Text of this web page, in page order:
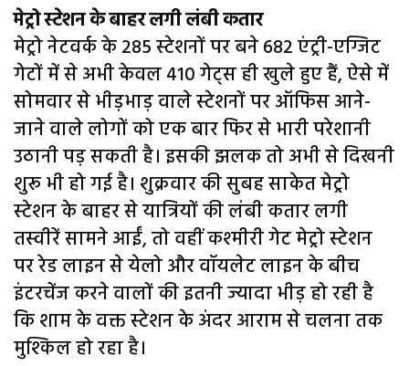
मेट्रो स्टेशन के बाहर लगी लंबी कतार
मेट्रो नेटवर्क के 285 स्टेशनों पर बने 682 एंट्री-एग्जिट
गेटों में से अभी केवल 410 गेट्स ही खुले हुए हैं, ऐसे में
सोमवार से भीड़भाड़ वाले स्टेशनों पर ऑफिस आने-
जाने वाले लोगों को एक बार फिर से भारी परेशानी
उठानी पड़ सकती है। इसकी झलक तो अभी से दिखनी
शुरू भी हो गई है। शुक्रवार की सुबह साकेत मेट्रो
स्टेशन के बाहर से यात्रियों की लंबी कतार लगी
तस्वीरें सामने आईं, तो वहीं कश्मीरी गेट मेट्रो स्टेशन
पर रेड लाइन से येलो और वॉयलेट लाइन के बीच
इंटरचेंज करने वालों की इतनी ज्यादा भीड़ हो रही है
कि शाम के वक्त स्टेशन के अंदर आराम से चलना तक
मुश्किल हो रहा है।